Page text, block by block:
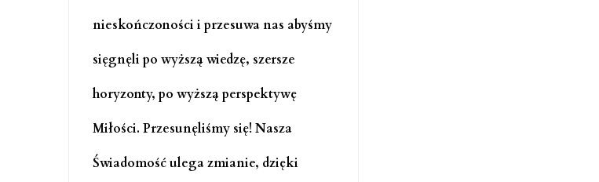
nieskończoności i przesuwa nas abyśmy
sięgnęli po wyższą wiedzę, szersze
horyzonty, po wyższą perspektywę
Miłości. Przesunęliśmy się! Nasza
Świadomość ulega zmianie, dzięki